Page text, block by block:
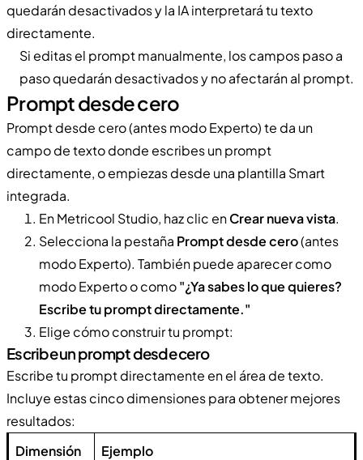
quedarán desactivados y la IA interpretará tu texto
directamente.
Si editas el prompt manualmente, los campos paso a
paso quedarán desactivados y no afectarán al prompt.
Prompt desde cero
Prompt desde cero (antes modo Experto) te da un
campo de texto donde escribes un prompt
directamente, o empiezas desde una plantilla Smart
integrada.
En Metricool Studio, haz clic enCrear nueva vista.
Selecciona la pestaña Prompt desde cero(antes
modo Experto). También puede aparecer como
modo Experto o como"¿Ya sabes lo que quieres?
Escribe tu prompt directamente."
Elige cómo construir tu prompt:
Escribe un prompt desde cero
Escribe tu prompt directamente en el área de texto.
Incluye estas cinco dimensiones para obtener mejores
resultados:
Dimensión
Ejemplo